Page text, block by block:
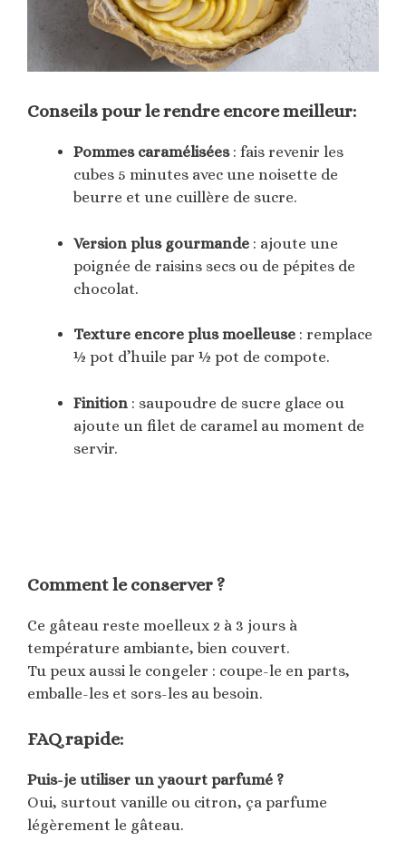
Conseils pour le rendre encore meilleur:
Pommes caramélisées: fais revenir les
cubes 5 minutes avec une noisette de
beurre et une cuillère de sucre.
Version plus gourmande : ajoute une
poignée de raisins secs ou de pépites de
chocolat.
Texture encore plus moelleuse : remplace
½ pot d’huile par ½ pot de compote.
Finition : saupoudre de sucre glace ou
ajoute un filet de caramel au moment de
servir.
Comment le conserver ?
Ce gâteau reste moelleux 2 à 3 jours à
température ambiante, bien couvert.
Tu peux aussi le congeler : coupe-le en parts,
emballe-les et sors-les au besoin.
FAQ rapide:
Puis-je utiliser un yaourt parfumé ?
Oui, surtout vanille ou citron, ça parfume
légèrement le gâteau.